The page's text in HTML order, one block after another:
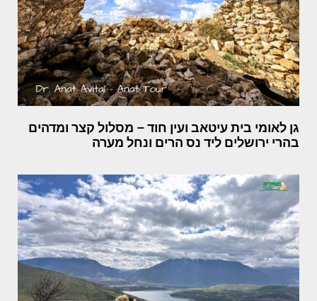
גן לאומי בית עיטאב ועין חוד – מסלול קצר ומדהים
בהרי ירושלים ליד נס הרים ונחל מערה